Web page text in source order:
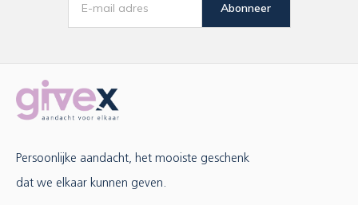
Abonneer
Persoonlijke aandacht, het mooiste geschenk
dat we elkaar kunnen geven.